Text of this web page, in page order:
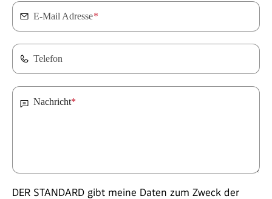
E-Mail Adresse*
Telefon
Nachricht*
DER STANDARD gibt meine Daten zum Zweck der